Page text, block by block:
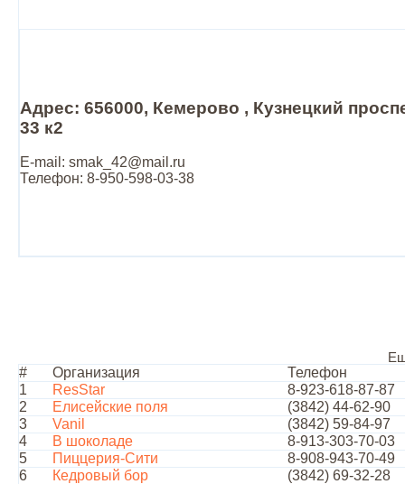
Адрес: 656000, Кемерово , Кузнецкий
33 к2
E-mail: smak_42@mail.ru
Телефон: 8-950-598-03-38
# Организация
Телефон
1
ResStar
8-923-618-87-87
2
Елисейские поля
(3842) 44-62-90
3
Vanil
(3842) 59-84-97
4
В шоколаде
8-913-303-70-03
5
Пиццерия-Сити
8-908-943-70-49
6
Кедровый бор
(3842) 69-32-28